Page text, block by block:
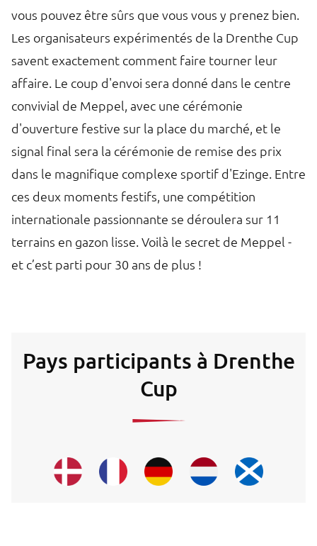
vous pouvez être sûrs que vous vous y prenez bien.
Les organisateurs expérimentés de la Drenthe Cup
savent exactement comment faire tourner leur
affaire. Le coup d'envoi sera donné dans le centre
convivial de Meppel, avec une cérémonie
d'ouverture festive sur la place du marché, et le
signal final sera la cérémonie de remise des prix
dans le magnifique complexe sportif d'Ezinge. Entre
ces deux moments festifs, une compétition
internationale passionnante se déroulera sur 11
terrains en gazon lisse. Voilà le secret de Meppel -
et c’est parti pour 30 ans de plus !
Pays participants à Drenthe
Cup